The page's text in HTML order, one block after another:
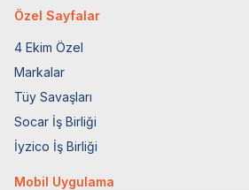
Özel Sayfalar
4 Ekim Özel
Markalar
Tüy Savaşları
Socar İş Birliği
İyzico İş Birliği
Mobil Uygulama